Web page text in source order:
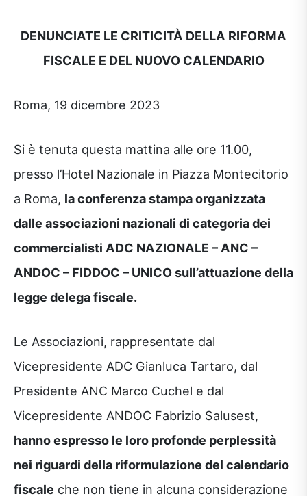
DENUNCIATE LE CRITICITÀ DELLA RIFORMA
FISCALE E DEL NUOVO CALENDARIO
Roma, 19 dicembre 2023
Si è tenuta questa mattina alle ore 11.00,
presso l’Hotel Nazionale in Piazza Montecitorio
a Roma, la conferenza stampa organizzata
dalle associazioni nazionali di categoria dei
commercialisti ADC NAZIONALE – ANC –
ANDOC – FIDDOC – UNICO sull’attuazione della
legge delega fiscale.
Le Associazioni, rappresentate dal
Vicepresidente ADC Gianluca Tartaro, dal
Presidente ANC Marco Cuchel e dal
Vicepresidente ANDOC Fabrizio Salusest,
hanno espresso le loro profonde perplessità
nei riguardi della riformulazione del calendario
fiscale che non tiene in alcuna considerazione